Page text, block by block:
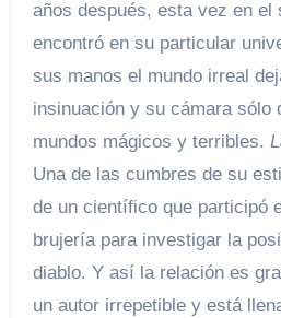
años después, esta vez en el
encontró en su particular
sus manos el mundo irreal
insinuación y su cámara sólo
mundos mágicos y terribles.
Una de las cumbres de su
de un científico que participó
brujería para investigar la
diablo. Y así la relación es
un autor irrepetible y está